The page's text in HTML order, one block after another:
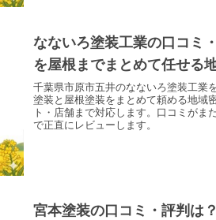
なないろ塗装工業の口コミ
を屋根までまとめて任せる
千葉県市原市五井のなないろ塗装工業
塗装と屋根塗装をまとめて頼める地域
ト・店舗まで対応します。口コミがま
で正直にレビューします。
宮本塗装の口コミ・評判は